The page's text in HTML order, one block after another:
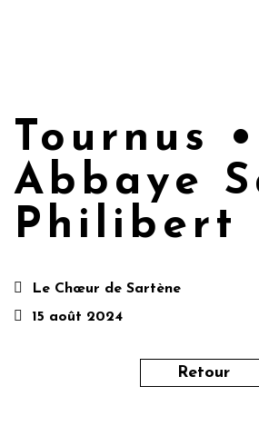
Tournus •
Abbaye
Philibert
Le Chœur de Sartène
15 août 2024
Retour